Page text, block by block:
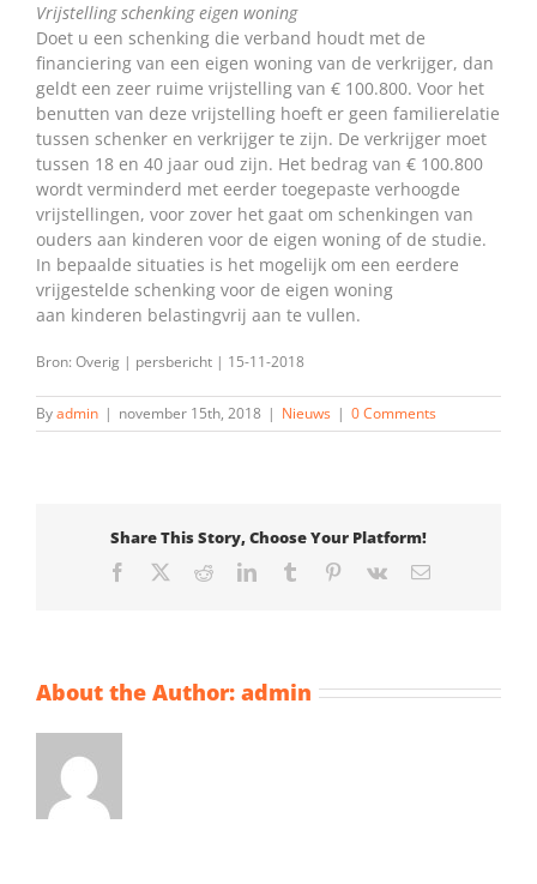
Vrijstelling schenking eigen woning
Doet u een schenking die verband houdt met de
financiering van een eigen woning van de verkrijger, dan
geldt een zeer ruime vrijstelling van € 100.800. Voor het
benutten van deze vrijstelling hoeft er geen familierelatie
tussen schenker en verkrijger te zijn. De verkrijger moet
tussen 18 en 40 jaar oud zijn. Het bedrag van € 100.800
wordt verminderd met eerder toegepaste verhoogde
vrijstellingen, voor zover het gaat om schenkingen van
ouders aan kinderen voor de eigen woning of de studie.
In bepaalde situaties is het mogelijk om een eerdere
vrijgestelde schenking voor de eigen woning
aan kinderen belastingvrij aan te vullen.
Bron: Overig | persbericht | 15-11-2018
Byadmin | november 15th, 2018 | Nieuws | 0 Comments
Share This Story, Choose Your Platform!
Facebook RedditLinkedInTumblr Pinterest
Vk Email
About the Author: admin